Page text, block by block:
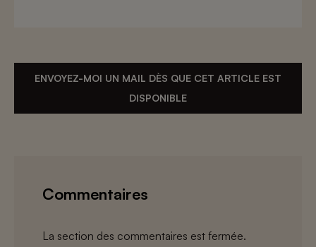
ENVOYEZ-MOI UN MAIL DÈS QUE CET ARTICLE EST
DISPONIBLE
Commentaires
La section des commentaires est fermée.